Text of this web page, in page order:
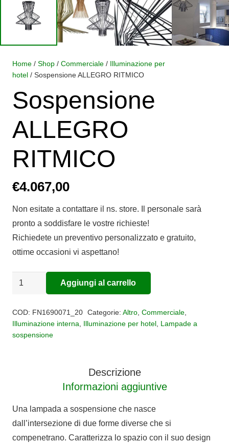
Home / Shop / Commerciale / Illuminazione per
hotel / Sospensione ALLEGRO RITMICO
Sospensione
ALLEGRO
RITMICO
€4.067,00
Non esitate a contattare il ns. store. Il personale sarà
pronto a soddisfare le vostre richieste!
Richiedete un preventivo personalizzato e gratuito,
ottime occasioni vi aspettano!
Sospensione
ALLEGRO
quantità
Aggiungi al carrello
COD: FN1690071_20 Categorie: Altro, Commerciale,
Illuminazione interna, Illuminazione per hotel, Lampade a
sospensione
Descrizione
Informazioni aggiuntive
Una lampada a sospensione che nasce
dall’intersezione di due forme diverse che si
compenetrano. Caratterizza lo spazio con il suo design